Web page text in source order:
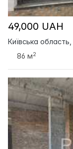
49,000 UAH
Київська область,
86 м2